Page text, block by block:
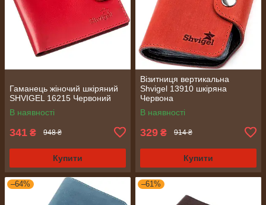
Гаманець жіночий шкіряний
SHVIGEL 16215 Червоний
В наявності
341 ₴ 948 ₴
Купити
Візитниця вертикальна
Shvigel 13910 шкіряна
Червона
В наявності
329 ₴ 914 ₴
Купити
–64% –61%